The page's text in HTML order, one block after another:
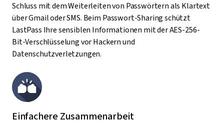
Schluss mit dem Weiterleiten von Passwörtern als Klartext
über Gmail oder SMS. Beim Passwort-Sharing schützt
LastPass Ihre sensiblen Informationen mit der AES-256-
Bit-Verschlüsselung vor Hackern und
Datenschutzverletzungen.
Einfachere Zusammenarbeit